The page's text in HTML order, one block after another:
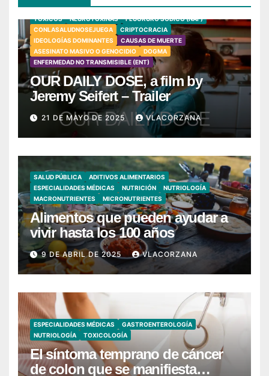
TÓXICOS NEUROTOXINAS
FLUORURO SÓDICO (NAF)
CONLASALUDNOSEJUEGA
CRIPTOCRACIA
IDEOLOGÍAS DOMINANTES
CAUSAS DE MUERTE
ASESINATO MASIVO O GENOCIDIO
DOGMA
ENFERMEDAD NO TRANSMISIBLE (ENT)
OUR DAILY DOSE, a film by
Jeremy Seifert – Trailer
21 DE MAYO DE 2025 VLACORZANA
SALUD PÚBLICA
ADITIVOS ALIMENTARIOS
ESPECIALIDADES MÉDICAS
NUTRICIÓN
NUTRIOLOGÍA
MACRONUTRIENTES
MICRONUTRIENTES
Alimentos que pueden ayudar a
vivir hasta los 100 años
9 DE ABRIL DE 2025 VLACORZANA
ESPECIALIDADES MÉDICAS
GASTROENTEROLOGÍA
NUTRIOLOGÍA
TOXICOLOGÍA
El síntoma temprano de cáncer
de colon que se manifiesta